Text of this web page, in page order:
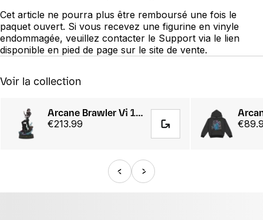
Cet article ne pourra plus être remboursé une fois le
paquet ouvert. Si vous recevez une figurine en vinyle
endommagée, veuillez contacter le Support via le lien
disponible en pied de page sur le site de vente.
Voir la collection
Arcane Brawler Vi 1/7 Scale Statue
€213.99